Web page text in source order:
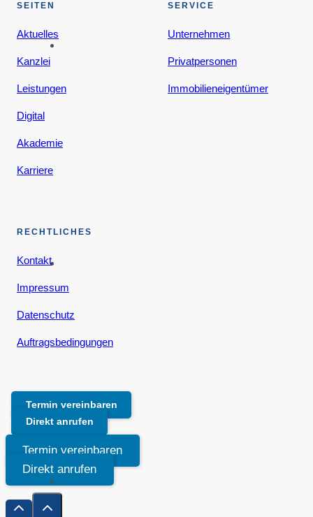
SEITEN
Aktuelles
Kanzlei
Leistungen
Digital
Akademie
Karriere
SERVICE
Unternehmen
Privatpersonen
Immobilieneigentümer
RECHTLICHES
Kontakt
Impressum
Datenschutz
Auftragsbedingungen
Termin vereinbaren
Direkt anrufen
Termin vereinbaren
Direkt anrufen